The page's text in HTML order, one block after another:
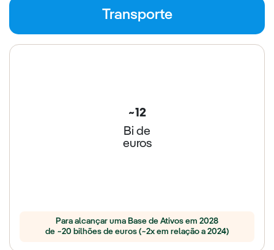
Transporte
~12
Bi de
euros
Para alcançar uma Base de Ativos em 2028
de ~20 bilhões de euros (~2x em relação a 2024)